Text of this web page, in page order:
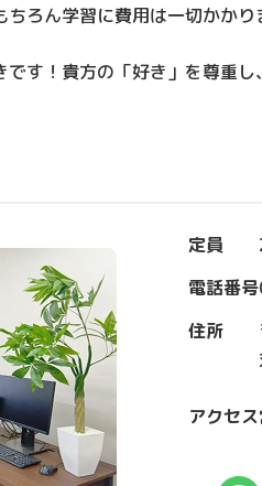
ろん学習に費用は一切かかり
す！貴方の「好き」を尊重
定員
電話番号
住所
アクセス